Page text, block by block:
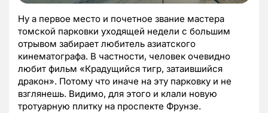
Ну а первое место и почетное звание мастера
томской парковки уходящей недели с большим
отрывом забирает любитель азиатского
кинематографа. В частности, человек очевидно
любит фильм «Крадущийся тигр, затаившийся
дракон». Потому что иначе на эту парковку и не
взглянешь. Видимо, для этого и клали новую
тротуарную плитку на проспекте Фрунзе.